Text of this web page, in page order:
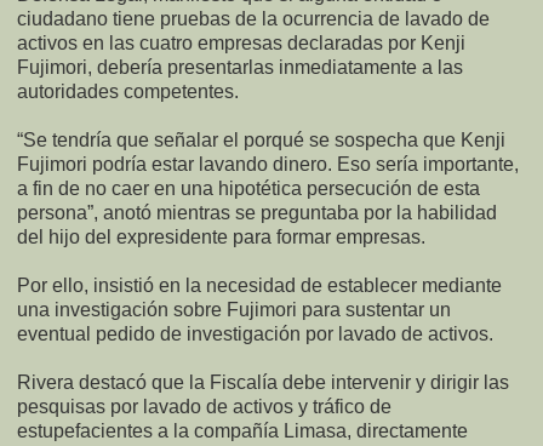
ciudadano tiene pruebas de la ocurrencia de lavado de
activos en las cuatro empresas declaradas por Kenji
Fujimori, debería presentarlas inmediatamente a las
autoridades competentes.
“Se tendría que señalar el porqué se sospecha que Kenji
Fujimori podría estar lavando dinero. Eso sería importante,
a fin de no caer en una hipotética persecución de esta
persona”, anotó mientras se preguntaba por la habilidad
del hijo del expresidente para formar empresas.
Por ello, insistió en la necesidad de establecer mediante
una investigación sobre Fujimori para sustentar un
eventual pedido de investigación por lavado de activos.
Rivera destacó que la Fiscalía debe intervenir y dirigir las
pesquisas por lavado de activos y tráfico de
estupefacientes a la compañía Limasa, directamente